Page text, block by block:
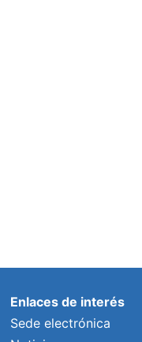
Enlaces de interés
Sede electrónica